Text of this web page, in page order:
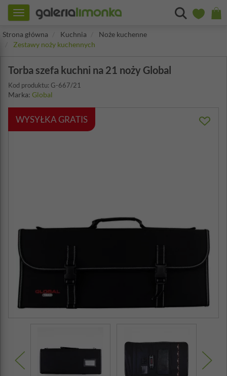
Toggle
navigation
Strona główna
Kuchnia
Noże kuchenne
Zestawy noży kuchennych
Torba szefa kuchni na 21 noży Global
Kod produktu: G-667/21
Marka: Global
WYSYŁKA GRATIS